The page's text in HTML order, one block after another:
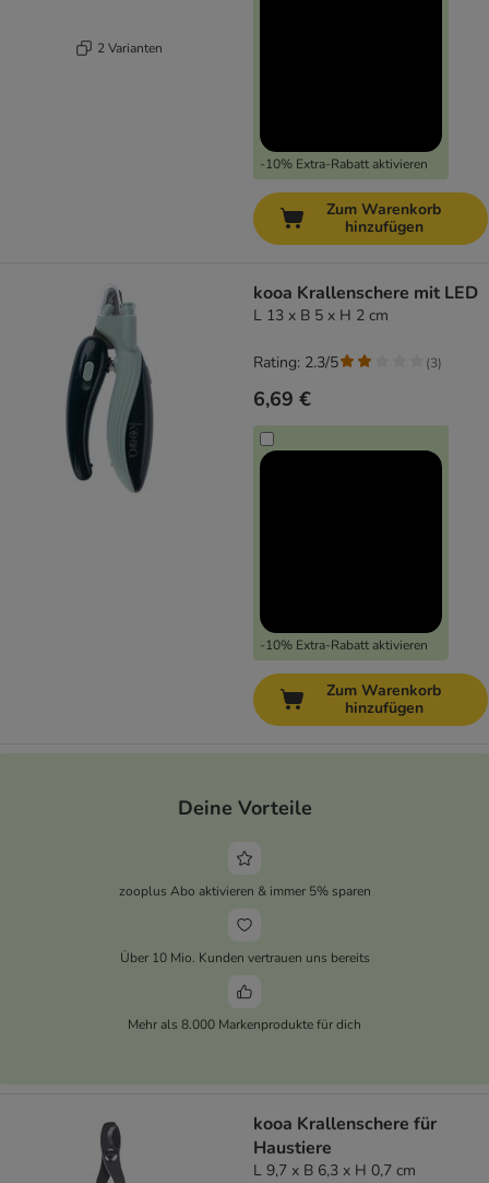
2 Varianten
-10% Extra-Rabatt aktivieren
Zum Warenkorb
hinzufügen
kooa Krallenschere mit LED
L 13 x B 5 x H 2 cm
6,69 €
-10% Extra-Rabatt aktivieren
Rating: 2.3/5 (3)
Zum Warenkorb
hinzufügen
Deine Vorteile
zooplus Abo aktivieren & immer 5% sparen
Über 10 Mio. Kunden vertrauen uns bereits
Mehr als 8.000 Markenprodukte für dich
kooa Krallenschere für
Haustiere
L 9,7 x B 6,3 x H 0,7 cm